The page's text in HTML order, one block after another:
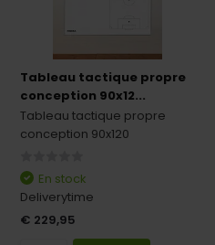
Tableau tactique propre
conception 90x12...
Tableau tactique propre
conception 90x120
En stock
Deliverytime
€ 229,95